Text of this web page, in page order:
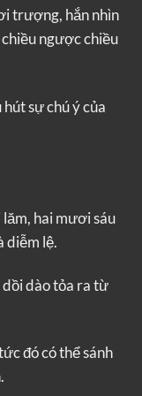
trượng, hắn nhìn
ngược chiều
sự chú ý của
hai mươi sáu
diễm lệ.
dào tỏa ra từ
đó có thể sánh